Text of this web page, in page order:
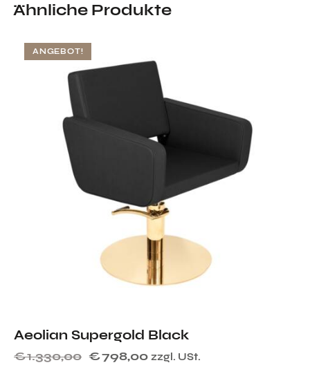
Ähnliche Produkte
ANGEBOT!
Aeolian Supergold Black
€1.330,00 €798,00 zzgl. USt.